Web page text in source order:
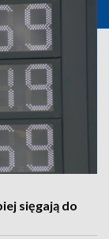
sięgają do